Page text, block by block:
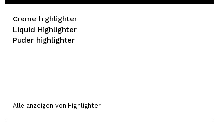
Creme highlighter
Liquid Highlighter
Puder highlighter
Alle anzeigen von Highlighter